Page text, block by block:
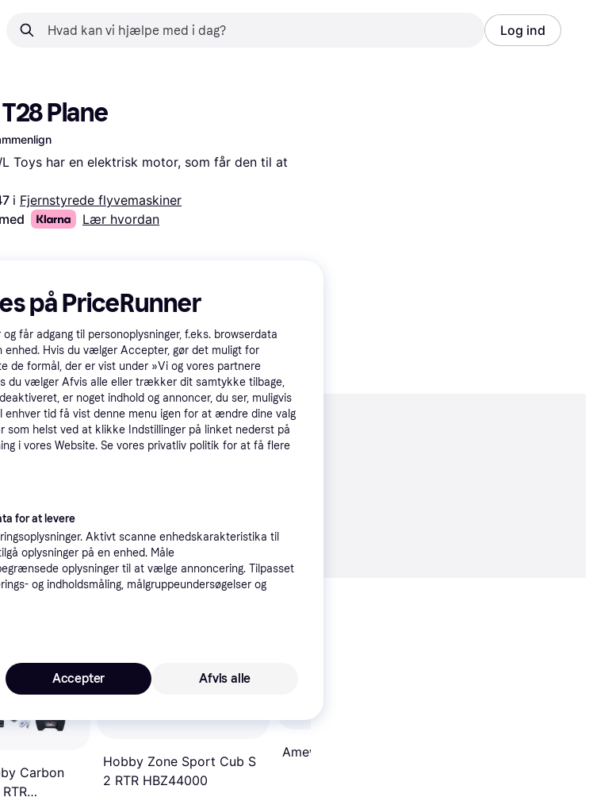
Log ind
Plane
Toys har en elektrisk motor, som får den til at
i Fjernstyrede flyvemaskiner
Lær hvordan
Promoveret
79 kr. fragt,1-4 dage676 kr.
Carbon
Hobby Zone Sport Cub S
2 RTR HBZ44000
Amewi Skylark 24087
på PriceRunner
får adgang til personoplysninger, f.eks. browserdata
Hvis du vælger Accepter, gør det muligt for
de formål, der er vist under »Vi og vores partnere
du vælger Afvis alle eller trækker dit samtykke tilbage,
er noget indhold og annoncer, du ser, muligvis
enhver tid få vist denne menu igen for at ændre dine valg
helst ved at klikke Indstillinger på linket nederst på
i vores Website. Se vores privatliv politik for at få flere
for at levere
Aktivt scanne enhedskarakteristika til
oplysninger på en enhed. Måle
oplysninger til at vælge annoncering. Tilpasset
og indholdsmåling, målgruppeundersøgelser og
Afvis alle
Accepter